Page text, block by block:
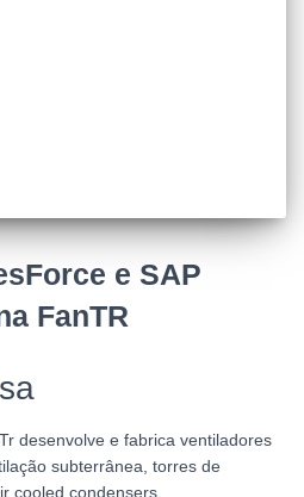
e SAP
FanTR
desenvolve e fabrica ventiladores
subterrânea, torres de
cooled condensers.